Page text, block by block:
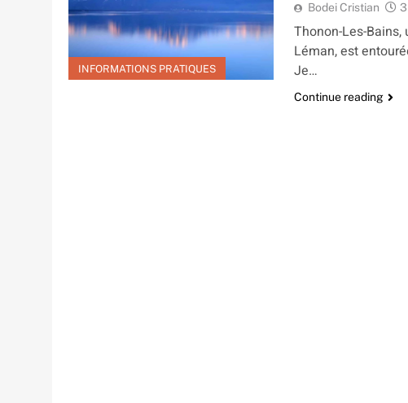
INFORMATIONS PRATIQUES
Bodei Cristian
Thonon-Les-
Léman, est
Je…
Continue reading